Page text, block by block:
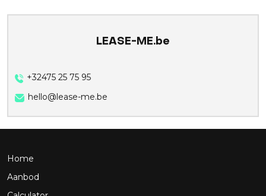
LEASE-ME.be
+32475 25 75 95
hello@lease-me.be
Home
Aanbod